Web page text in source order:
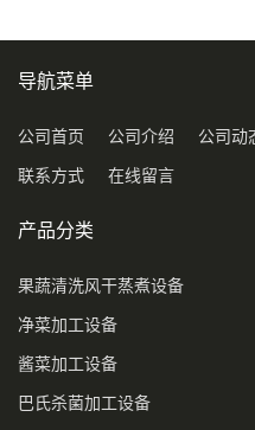
导航菜单
公司首页 公司介绍 公司动
联系方式 在线留言
产品分类
果蔬清洗风干蒸煮设备
净菜加工设备
酱菜加工设备
巴氏杀菌加工设备